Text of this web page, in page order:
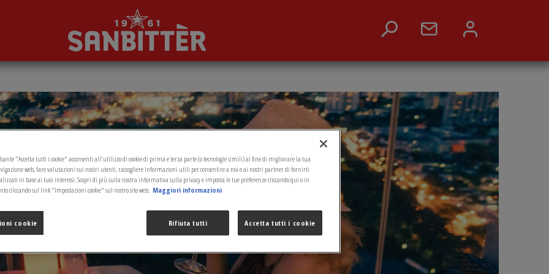
"Accetta tutti i cookie" acconsenti all'utilizzo di cookie di prima e terza parte (o tecnologie simili) al fine di migliorare la tua
web, fare valutazioni sui nostri utenti, raccogliere informazioni utili per consentire a noi e ai nostri partner di fornirti
in base ai tuoi interessi. Scopri di più sulla nostra informativa sulla privacy e imposta le tue preferenze cliccando qui o in
cliccando sul link "Impostazioni cookie" sul nostro sito web. Maggiori informazioni
cookie Rifiuta tutti Accetta tutti i cookie